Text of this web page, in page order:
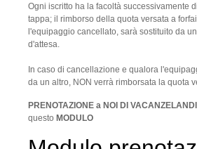
Ogni iscritto ha la facoltà successivamente
tappa; il rimborso della quota versata a
l'equipaggio cancellato, sarà sostituito da
d'attesa.
In caso di cancellazione e qualora
da un altro, NON verrà rimborsata la quota
PRENOTAZIONE a NOI DI
questo MODULO